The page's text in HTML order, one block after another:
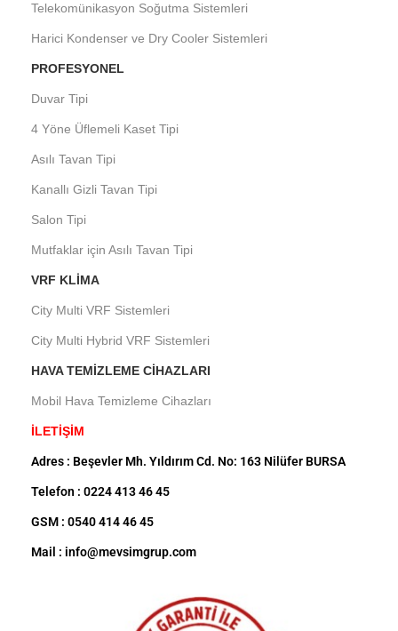
Telekomünikasyon Soğutma Sistemleri
Harici Kondenser ve Dry Cooler Sistemleri
PROFESYONEL
Duvar Tipi
4 Yöne Üflemeli Kaset Tipi
Asılı Tavan Tipi
Kanallı Gizli Tavan Tipi
Salon Tipi
Mutfaklar için Asılı Tavan Tipi
VRF KLIMA
City Multi VRF Sistemleri
City Multi Hybrid VRF Sistemleri
HAVA TEMIZLEME CIHAZLARI
Mobil Hava Temizleme Cihazları
İLETİŞİM
Adres : Beşevler Mh. Yıldırım Cd. No: 163 Nilüfer BURSA
Telefon : 0224 413 46 45
GSM : 0540 414 46 45
Mail : info@mevsimgrup.com